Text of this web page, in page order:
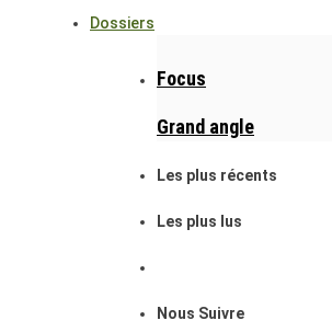
Dossiers
Focus
Grand angle
Les plus récents
Les plus lus
Nous Suivre